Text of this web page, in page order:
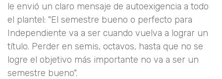
le envió un claro mensaje de autoexigencia a todo
el plantel: "El semestre bueno o perfecto para
Independiente va a ser cuando vuelva a lograr un
título. Perder en semis, octavos, hasta que no se
logre el objetivo más importante no va a ser un
semestre bueno".